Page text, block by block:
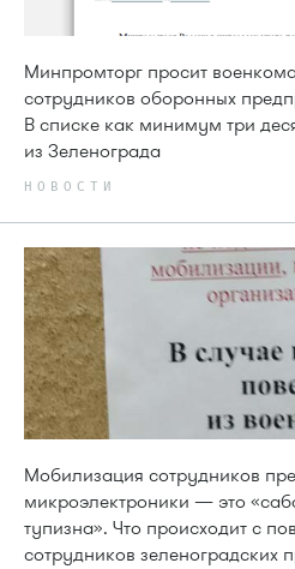
Минпромторг просит
сотрудников оборонных
В списке как минимум три
из Зеленограда
НОВОСТИ
Мобилизация сотрудников
микроэлектроники — это
тупизна». Что происходит с
сотрудников зеленоградских